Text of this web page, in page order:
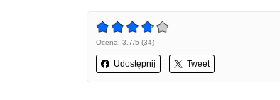
Ocena: 3.7/5 (34)
Udostępnij Tweet